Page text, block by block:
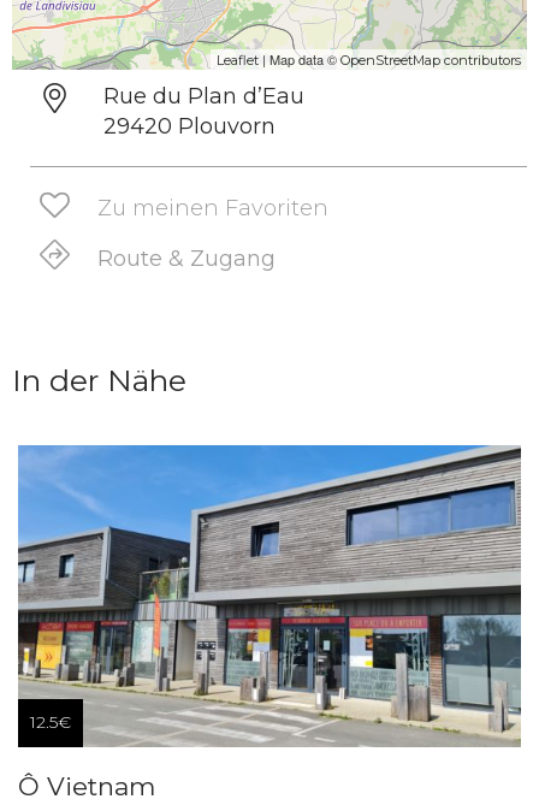
Leaflet | Map data © OpenStreetMap contributors
Rue du Plan d’Eau
29420 Plouvorn
Zu meinen Favoriten
Route & Zugang
In der Nähe
12.5€
Ô Vietnam